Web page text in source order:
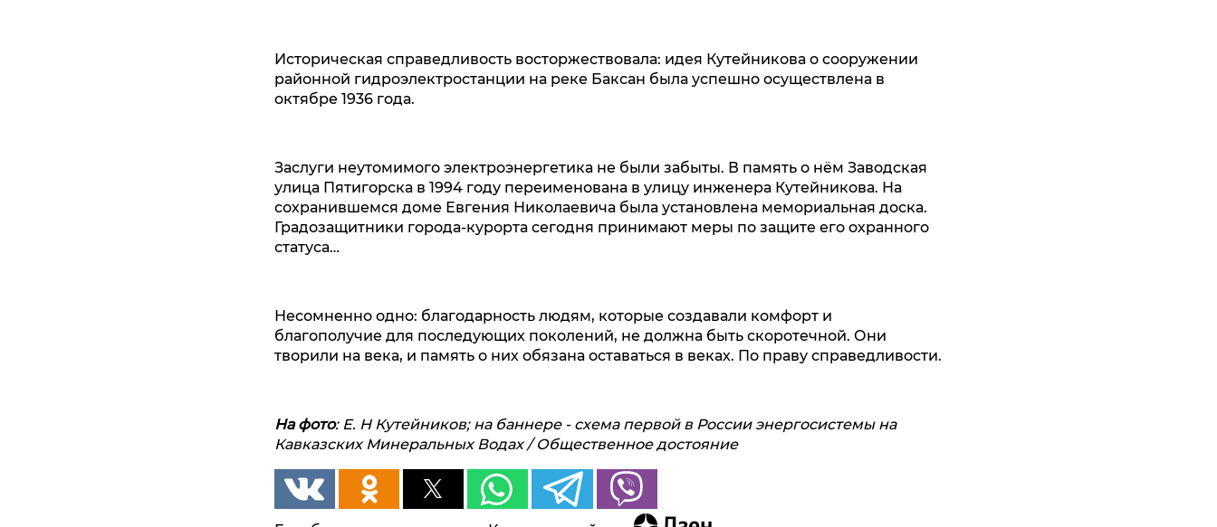
Историческая справедливость восторжествовала: идея Кутейникова о сооружении
районной гидроэлектростанции на реке Баксан была успешно осуществлена в
октябре 1936 года.
Заслуги неутомимого электроэнергетика не были забыты. В память о нём Заводская
улица Пятигорска в 1994 году переименована в улицу инженера Кутейникова. На
сохранившемся доме Евгения Николаевича была установлена мемориальная доска.
Градозащитники города-курорта сегодня принимают меры по защите его охранного
статуса…
Несомненно одно: благодарность людям, которые создавали комфорт и
благополучие для последующих поколений, не должна быть скоротечной. Они
творили на века, и память о них обязана оставаться в веках. По праву справедливости.
На фото: Е. Н Кутейников; на баннере - схема первой в России энергосистемы на
Кавказских Минеральных Водах / Общественное достояние